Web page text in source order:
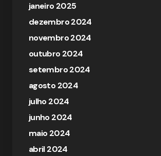
janeiro 2025
dezembro 2024
novembro 2024
outubro 2024
setembro 2024
agosto 2024
julho 2024
junho 2024
maio 2024
abril 2024